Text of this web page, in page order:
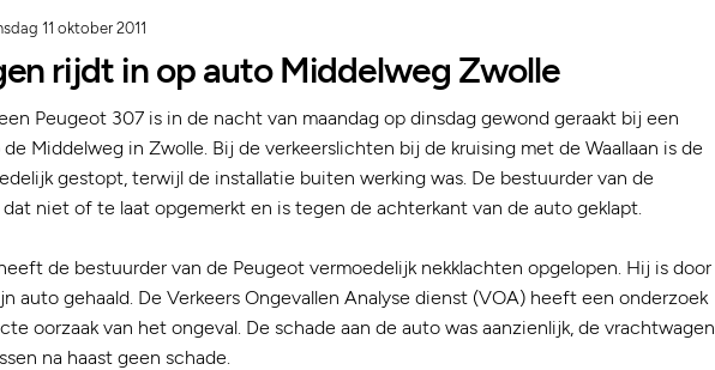
11 oktober 2011
rijdt in op auto Middelweg Zwolle
Peugeot 307 is in de nacht van maandag op dinsdag gewond geraakt bij een
Middelweg in Zwolle. Bij de verkeerslichten bij de kruising met de Waallaan is de
gestopt, terwijl de installatie buiten werking was. De bestuurder van de
niet of te laat opgemerkt en is tegen de achterkant van de auto geklapt.
de bestuurder van de Peugeot vermoedelijk nekklachten opgelopen. Hij is door
auto gehaald. De Verkeers Ongevallen Analyse dienst (VOA) heeft een onderzoek
oorzaak van het ongeval. De schade aan de auto was aanzienlijk, de vrachtwagen
na haast geen schade.